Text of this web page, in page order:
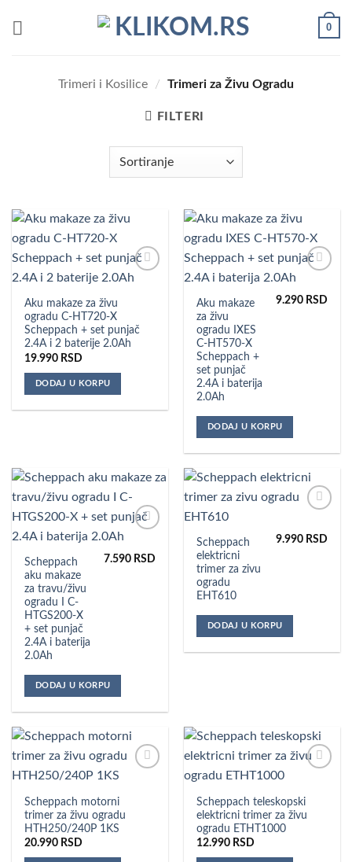
0
Trimeri i Kosilice / Trimeri za Živu Ogradu
FILTERI
Dodaj u
Aku makaze za živu
ogradu C-HT720-X
Scheppach + set punjač
2.4A i 2 baterije 2.0Ah
19.990 RSD
DODAJ U KORPU
Dodaj u
Aku makaze
za živu
ogradu IXES
C-HT570-X
Scheppach +
set punjač
2.4A i baterija
2.0Ah
9.290 RSD
DODAJ U KORPU
Dodaj u
Scheppach
aku makaze
za travu/živu
ogradu I C-
HTGS200-X
+ set punjač
2.4A i baterija
2.0Ah
7.590 RSD
DODAJ U KORPU
Scheppach
elektricni
trimer za zivu
ogradu
EHT610
9.990 RSD
DODAJ U KORPU
Scheppach motorni
trimer za živu ogradu
HTH250/240P 1KS
20.990 RSD
Scheppach teleskopski
elektricni trimer za živu
ogradu ETHT1000
12.990 RSD